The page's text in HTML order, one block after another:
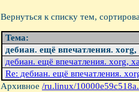
Вернуться к списку тем,
Тема:
дебиан. ещё впечатления. xorg,
дебиан. ещё впечатления. xorg,
Re: дебиан. ещё впечатления.
Архивное /ru.linux/